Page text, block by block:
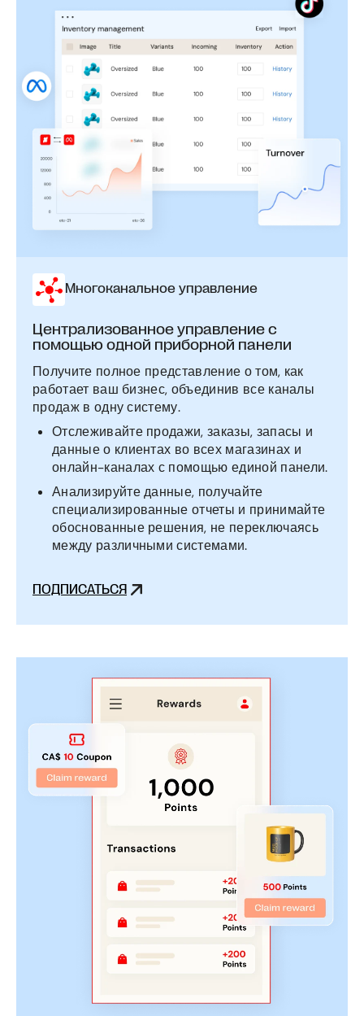
Многоканальное управление
Централизованное управление с
помощью одной приборной панели
Получите полное представление о том, как
работает ваш бизнес, объединив все каналы
продаж в одну систему.
Отслеживайте продажи, заказы, запасы и
данные о клиентах во всех магазинах и
онлайн-каналах с помощью единой панели.
Анализируйте данные, получайте
специализированные отчеты и принимайте
обоснованные решения, не переключаясь
между различными системами.
ПОДПИСАТЬСЯ